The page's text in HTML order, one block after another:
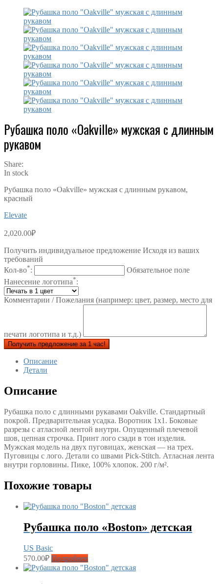
Рубашка поло «Oakville» мужская с длинным
рукавом
Share:
In stock
Рубашка поло «Oakville» мужская с длинным рукавом,
красный
Elevate
2,020.00₽
Получить индивидуальное предложение Исходя из ваших
требований
Кол-во*:
Обязательное поле
Нанесение логотипа*:
Комментарии / Пожелания (например: цвет, размер, место для
печати логотипа и т.д.)
Получить предложение за 1 час!
Описание
Детали
Описание
Рубашка поло с длинными рукавами Oakville. Стандартный
покрой. Предварительная усадка. Воротник 1х1. Боковые
разрезы с атласной лентой внутри. Опущенный плечевой
шов, цепная строчка. Принт лого сзади в тон изделия.
Мужская модель на двух пуговицах, женская — на трех.
Пуговицы с лого. Детали со швами Pick-Stitch. Атласная лента
внутри горловины. Пике, 100% хлопок. 200 г/м².
Похожие товары
Рубашка поло «Boston» детская
US Basic
570.00₽ Подробнее